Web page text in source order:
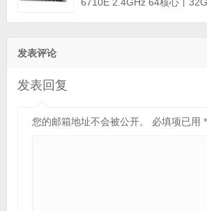
发表评论
发表回复
您的邮箱地址不会被公开。 必填项已用 *